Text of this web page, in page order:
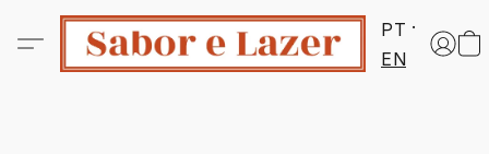
PT
EN